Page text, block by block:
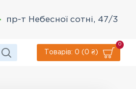
пр-т Небесної сотні, 47/3
Товарів: 0 (0 ₴)
0